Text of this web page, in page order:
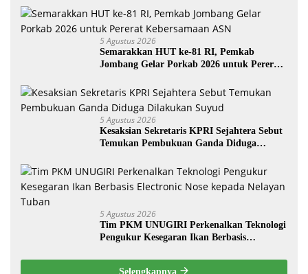
5 Agustus 2026
Semarakkan HUT ke-81 RI, Pemkab
Jombang Gelar Porkab 2026 untuk Pererat
5 Agustus 2026
Kesaksian Sekretaris KPRI Sejahtera Sebut
Temukan Pembukuan Ganda Diduga
5 Agustus 2026
Tim PKM UNUGIRI Perkenalkan Teknologi
Pengukur Kesegaran Ikan Berbasis
Selengkapnya